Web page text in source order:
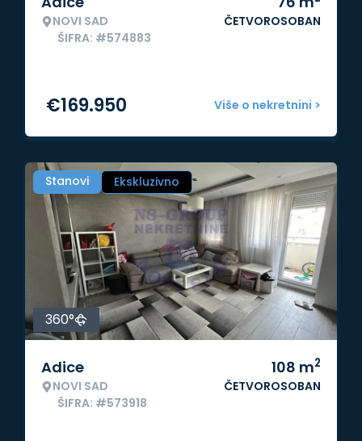
NOVI SAD
ŠIFRA: #574883
ČETVOROSOBAN
Više o nekretnini >
€169.950
Stanovi Ekskluzivno
360°
Adice
NOVI SAD
ŠIFRA: #573918
108 m2
ČETVOROSOBAN